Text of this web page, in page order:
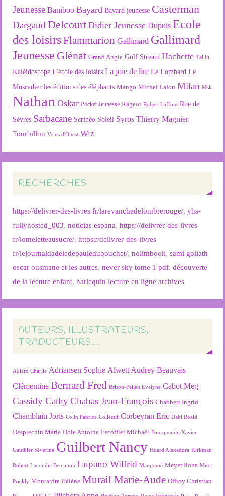
Jeunesse Bamboo Bayard Bayard jeunesse Casterman
Dargaud Delcourt Didier Jeunesse Dupuis Ecole
des loisirsFlammarion Gallimard Gallimard
Jeunesse Glénat Grand Angle Gulf Stream Hachette J'ai lu
Kaléidoscope L'école des loisirs La joie de lire Le Lombard Le
Muscadier les éditions des éléphants Mango Michel Lafon Milan Msk
Nathan Oskar Pocket Jeunesse Rageot Robert Laffont Rue de
Sèvres Sarbacane Scrinéo Soleil Syros Thierry Magnier
Tourbillon Vents d'Ouest Wiz
RECHERCHES
https://delivrer-des-livres fr/larevanchedelombrerouge/,yhs-
fullyhosted_003,noticias espana,https://delivrer-des-livres
fr/lomeletteausucre/,https://delivrer-des-livres
fr/lejournaldadeledepauledubouchet/,nolimbook,sami goliath
oscar ousmane et les autres,never sky tome 1 pdf,découverte
de la lecture enfant,harlequin lecture en ligne archives
AUTEURS, ILLUSTRATEURS,
TRADUCTEURS….
Adlard Charlie Adriansen Sophie Alwett Audrey Beauvais
Clémentine Bernard Fred Brisou-Pellen Evelyne Cabot Meg
Cassidy Cathy Chabas Jean-François Chabbert Ingrid
Chamblain Joris Colin Fabrice Collectif Corbeyran Eric Dahl Roald
Desplechin Marie Dole Antoine Escoffier Michaël Fourquemin Xavier
Gauthier Séverine Guilbert Nancy Huard Alexandra Kirkman
Robert Lacombe Benjamin Lupano Wilfrid Maupomé Meyer Ilona Miss
Prickly Montardre Hélène Murail Marie-Aude Offroy Christian